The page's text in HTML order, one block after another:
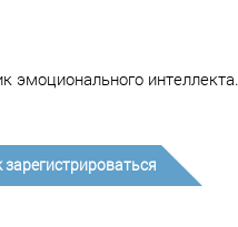
эмоционального интеллекта.
зарегистрироваться